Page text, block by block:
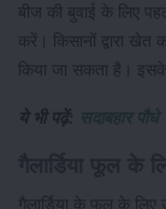
बीज की बुवाई के लिए
करें। किसानों द्वारा खेत
किया जा सकता है।
ये भी पढ़ें: सदाबहार
गैलार्डिया के फूल के लिए